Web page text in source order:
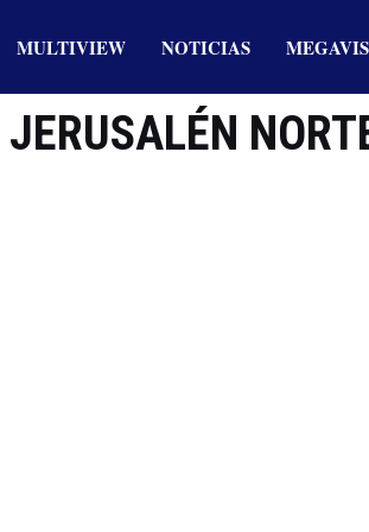
MULTIVIEW NOTICIAS